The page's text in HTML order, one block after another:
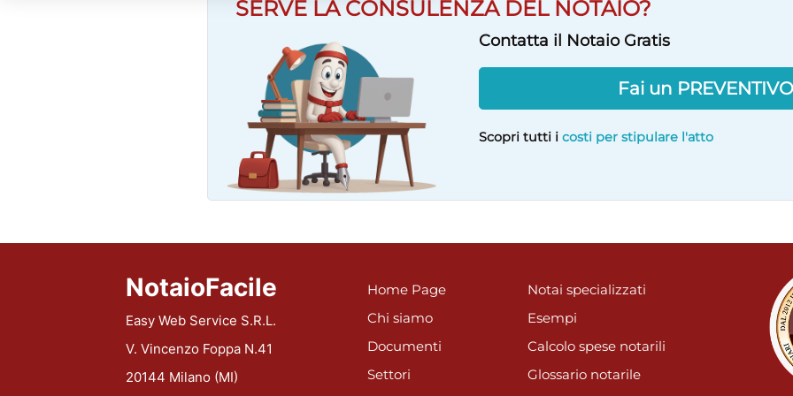
SERVE LA CONSULENZA DEL NOTAIO?
Contatta il Notaio Gratis
Fai un
Scopri tutti icosti per stipulare l'atto
NotaioFacile
Easy Web Service S.R.L.
V. Vincenzo Foppa N.41
20144 Milano (MI)
Home Page
Chi siamo
Documenti
Settori
Notai specializzati
Esempi
Calcolo spese notarili
Glossario notarile